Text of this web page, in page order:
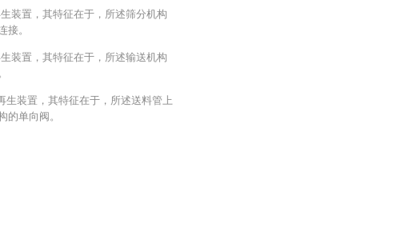
装置，其特征在于，所述筛分机构
接。
装置，其特征在于，所述输送机构
生装置，其特征在于，所述送料管上
的单向阀。